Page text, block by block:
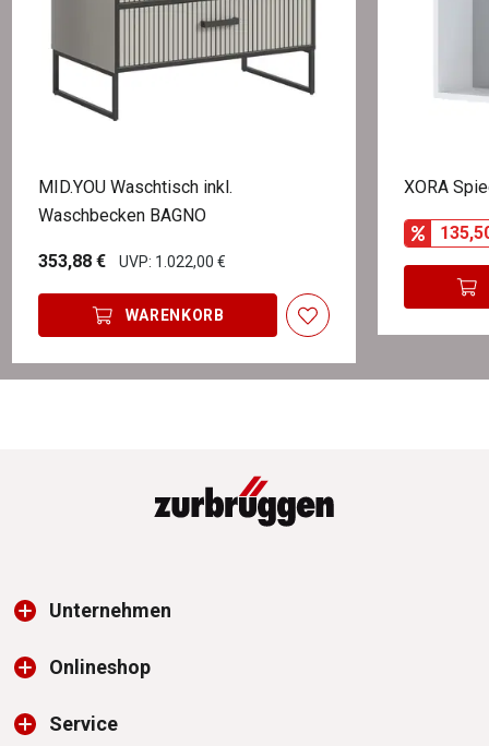
MID.YOU Waschtisch inkl.
Waschbecken BAGNO
353,88 € UVP: 1.022,00 €
WARENKORB
XORA
Unternehmen
Onlineshop
Service